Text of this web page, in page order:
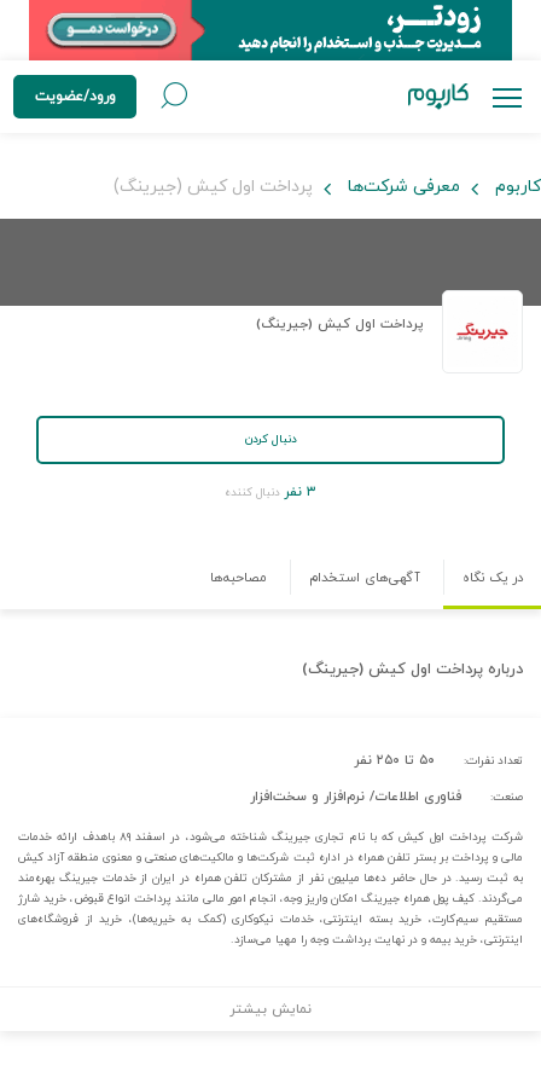
ورود/عضویت
کاربوم معرفی شرکت‌ها پرداخت اول کیش (جیرینگ)
پرداخت اول کیش (جیرینگ)
دنبال کردن
۳ نفر دنبال کننده
در یک نگاه آگهی‌های استخدام مصاحبه‌ها
درباره پرداخت اول کیش (جیرینگ)
تعداد نفرات: ۵۰ تا ۲۵۰ نفر
صنعت: فناوری اطلاعات/ نرم‌افزار و سخت‌افزار
شرکت پرداخت اول کیش که با نام تجاری جیرینگ شناخته می‌شود، در اسفند ۸۹ باهدف ارائه خدمات
مالی و پرداخت بر بستر تلفن همراه در اداره ثبت شرکت‌ها و مالکیت‌های صنعتی و معنوی منطقه آزاد کیش
به ثبت رسید. در حال حاضر ده‌ها میلیون نفر از مشترکان تلفن همراه در ایران از خدمات جیرینگ بهره‌مند
می‌گردند. کیف پول همراه جیرینگ امکان واریز وجه، انجام امور مالی مانند پرداخت انواع قبوض، خرید شارژ
مستقیم سیم‌کارت، خرید بسته اینترنتی، خدمات نیکوکاری (کمک به خیریه‌ها)، خرید از فروشگاه‌های
اینترنتی، خرید بیمه و در نهایت برداشت وجه را مهیا می‌سازد.
نمایش بیشتر